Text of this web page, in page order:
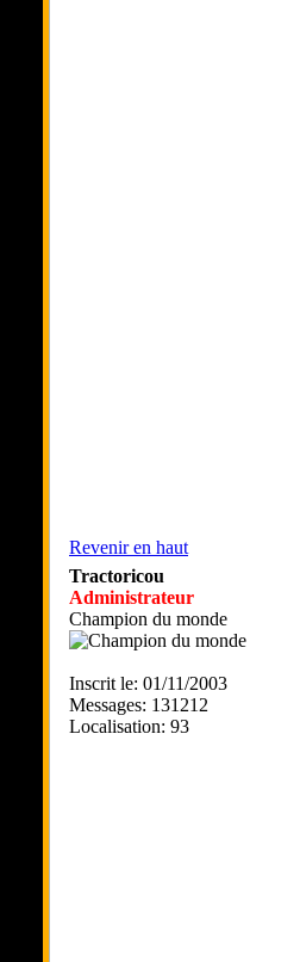
Revenir en haut
Tractoricou
Administrateur
Champion du monde
Inscrit le: 01/11/2003
Messages: 131212
Localisation: 93